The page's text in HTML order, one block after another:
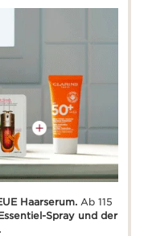
Haarserum.Ab 115
Spray und der